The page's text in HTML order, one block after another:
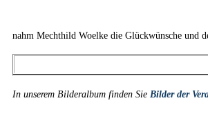
nahm Mechthild Woelke die Glückwünsche und
In unserem Bilderalbum finden Sie Bilder der